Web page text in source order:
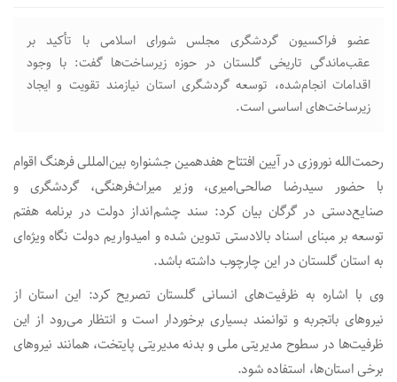
عضو فراکسیون گردشگری مجلس شورای اسلامی با تأکید بر
عقب‌ماندگی تاریخی گلستان در حوزه زیرساخت‌ها گفت: با وجود
اقدامات انجام‌شده، توسعه گردشگری استان نیازمند تقویت و ایجاد
زیرساخت‌های اساسی است.
رحمت‌الله نوروزی در آیین افتتاح هفدهمین جشنواره بین‌المللی فرهنگ اقوام
با حضور سیدرضا صالحی‌امیری، وزیر میراث‌فرهنگی، گردشگری و
صنایع‌دستی در گرگان بیان کرد: سند چشم‌انداز دولت در برنامه هفتم
توسعه بر مبنای اسناد بالادستی تدوین شده و امیدواریم دولت نگاه ویژه‌ای
به استان گلستان در این چارچوب داشته باشد.
وی با اشاره به ظرفیت‌های انسانی گلستان تصریح کرد: این استان از
نیروهای باتجربه و توانمند بسیاری برخوردار است و انتظار می‌رود از این
ظرفیت‌ها در سطوح مدیریتی ملی و بدنه مدیریتی پایتخت، همانند نیروهای
برخی استان‌ها، استفاده شود.